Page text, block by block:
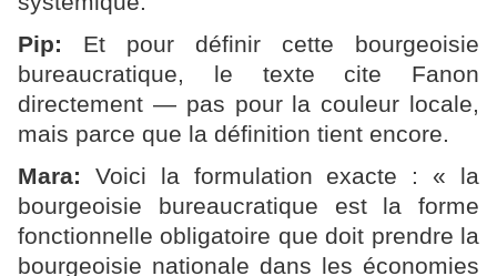
Pip: Et pour définir cette bourgeoisie
bureaucratique, le texte cite Fanon
directement — pas pour la couleur locale,
mais parce que la définition tient encore.
Mara: Voici la formulation exacte : « la
bourgeoisie bureaucratique est la forme
fonctionnelle obligatoire que doit prendre la
bourgeoisie nationale dans les économies